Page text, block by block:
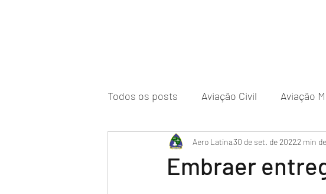
Todos os posts Aviação Civil Aviação
PR-WILL - Meu Diário de Bordo
Embraer
Aero Latina30 de set. de 20222 min